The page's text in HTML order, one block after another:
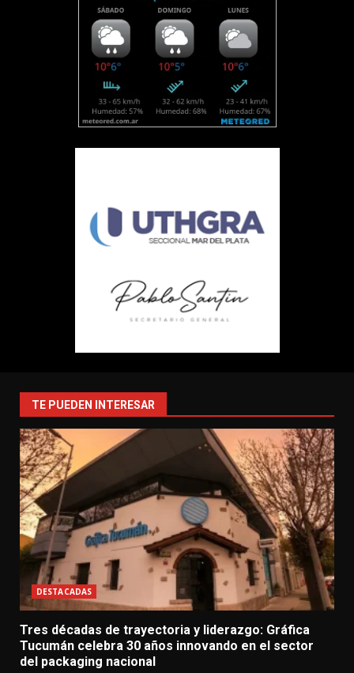
TE PUEDEN INTERESAR
DESTACADAS
Tres décadas de trayectoria y liderazgo: Gráfica
Tucumán celebra 30 años innovando en el sector
del packaging nacional